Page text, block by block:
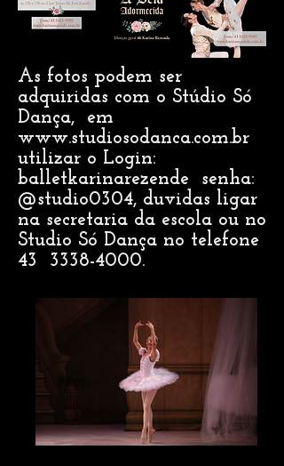
As fotos podem ser
adquiridas com o Stúdio Só
Dança, em
www.studiosodanca.com.br
utilizar o Login:
balletkarinarezende senha:
@studio0304, duvidas ligar
na secretaria da escola ou no
Studio Só Dança no telefone
43 3338-4000.